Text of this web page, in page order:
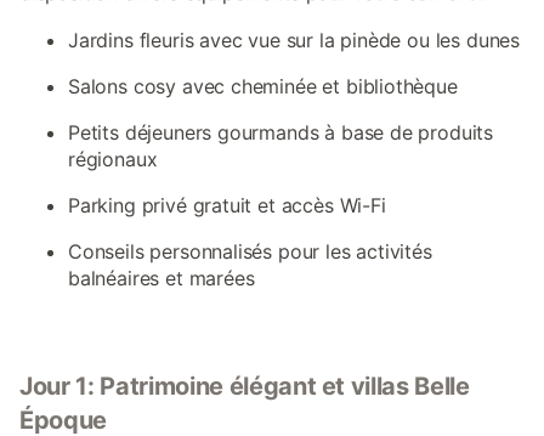
Jardins fleuris avec vue sur la pinède ou les dunes
Salons cosy avec cheminée et bibliothèque
Petits déjeuners gourmands à base de produits
régionaux
Parking privé gratuit et accès Wi-Fi
Conseils personnalisés pour les activités
balnéaires et marées
Jour 1: Patrimoine élégant et villas Belle
Époque